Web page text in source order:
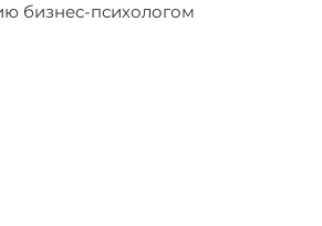
бизнес-психологом